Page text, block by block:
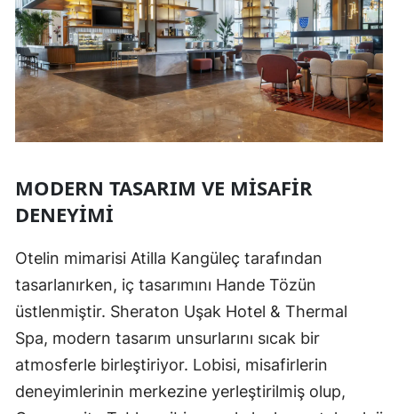
MODERN TASARIM VE MISAFIR
DENEYIMI
Otelin mimarisi Atilla Kangüleç tarafından
tasarlanırken, iç tasarımını Hande Tözün
üstlenmiştir. Sheraton Uşak Hotel & Thermal
Spa, modern tasarım unsurlarını sıcak bir
atmosferle birleştiriyor. Lobisi, misafirlerin
deneyimlerinin merkezine yerleştirilmiş olup,